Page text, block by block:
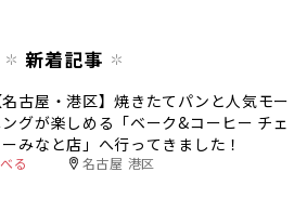
新着記事
名古屋・港区】焼きたてパンと人気モー
ングが楽しめる「ベーク&コーヒー チェ
ーみなと店」へ行ってきました！
る 名古屋 港区